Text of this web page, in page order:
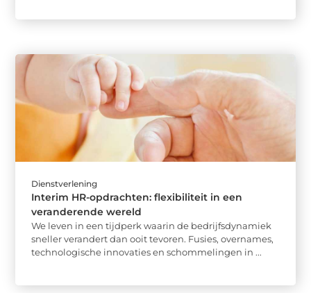
Dienstverlening
Interim HR-opdrachten: flexibiliteit in een
veranderende wereld
We leven in een tijdperk waarin de bedrijfsdynamiek
sneller verandert dan ooit tevoren. Fusies, overnames,
technologische innovaties en schommelingen in ...